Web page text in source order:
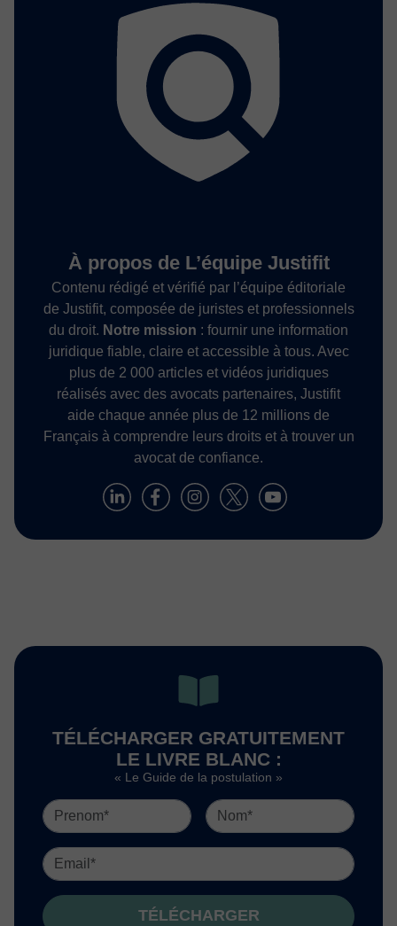
À propos de L’équipe Justifit
Contenu rédigé et vérifié par l’équipe éditoriale
de Justifit, composée de juristes et professionnels
du droit. Notre mission : fournir une information
juridique fiable, claire et accessible à tous. Avec
plus de 2 000 articles et vidéos juridiques
réalisés avec des avocats partenaires, Justifit
aide chaque année plus de 12 millions de
Français à comprendre leurs droits et à trouver un
avocat de confiance.
TÉLÉCHARGER GRATUITEMENT
LE LIVRE BLANC :
« Le Guide de la postulation »
TÉLÉCHARGER